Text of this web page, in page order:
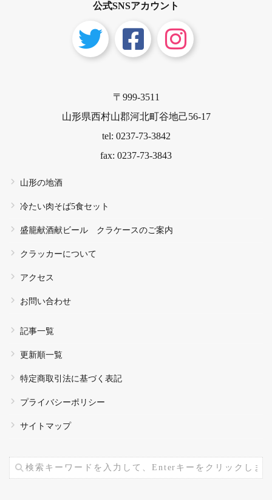
公式SNSアカウント
〒999-3511
山形県西村山郡河北町谷地己56-17
tel: 0237-73-3842
fax: 0237-73-3843
山形の地酒
冷たい肉そば5食セット
盛籠献酒献ビール クラケースのご案内
クラッカーについて
アクセス
お問い合わせ
記事一覧
更新順一覧
特定商取引法に基づく表記
プライバシーポリシー
サイトマップ